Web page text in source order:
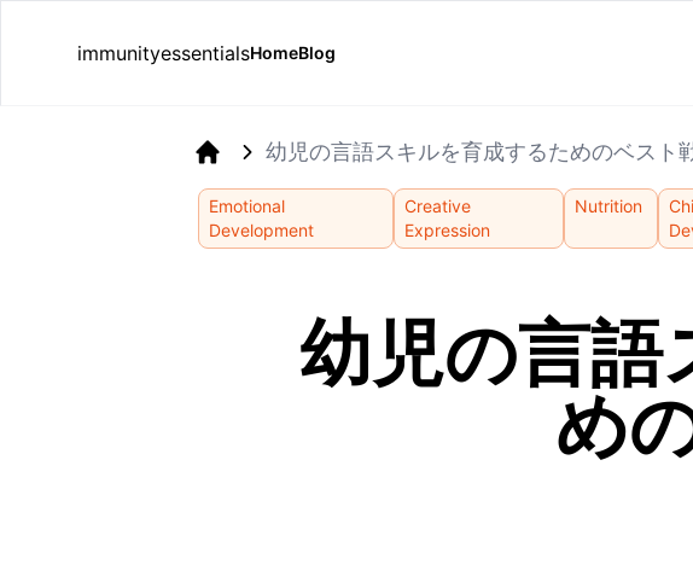
immunityessentialsHomeBlog
幼児の言語スキルを育成するためのベスト
Emotional
Development
Creative
Expression
Nutrition
幼児の言語
め